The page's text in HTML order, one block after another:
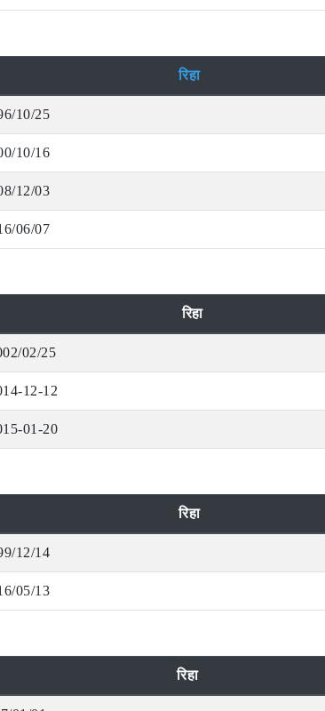
रिहा
10/25
10/16
12/03
06/07
रिहा
02/25
12-12
01-20
रिहा
12/14
05/13
रिहा